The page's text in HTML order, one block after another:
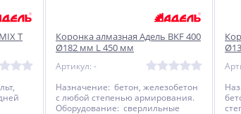
T
Коронка алмазная Адель BKF 400
Ø182 мм L 450 мм
Артикул: -
Назначение: бетон, железобетон
с любой степенью армирования.
Оборудование: сверлильные